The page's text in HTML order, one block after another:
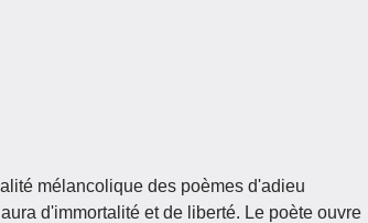
mélancolique des poèmes d'adieu
d'immortalité et de liberté. Le poète ouvre